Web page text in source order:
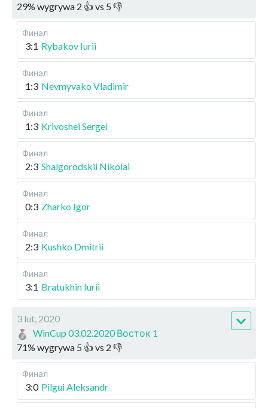
29% wygrywa 2 👍 vs 5 👎
Финал
3:1 Rybakov Iurii
Финал
1:3 Nevmyvako Vladimir
Финал
1:3 Krivoshei Sergei
Финал
2:3 Shalgorodskii Nikolai
Финал
0:3 Zharko Igor
Финал
2:3 Kushko Dmitrii
Финал
3:1 Bratukhin Iurii
3 lut, 2020
WinCup 03.02.2020 Восток 1
71% wygrywa 5 👍 vs 2 👎
Финал
3:0 Pilgui Aleksandr